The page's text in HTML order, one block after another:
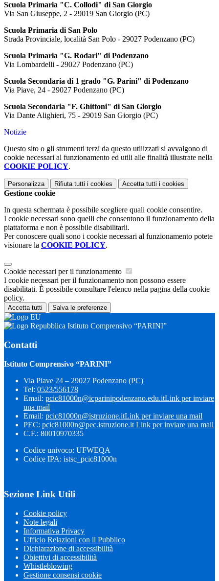
Scuola Primaria "C. Collodi" di San Giorgio
Via San Giuseppe, 2 - 29019 San Giorgio (PC)
Scuola Primaria di San Polo
Strada Provinciale, località San Polo - 29027 Podenzano (PC)
Scuola Primaria "G. Rodari" di Podenzano
Via Lombardelli - 29027 Podenzano (PC)
Scuola Secondaria di 1 grado "G. Parini" di Podenzano
Via Piave, 24 - 29027 Podenzano (PC)
Scuola Secondaria "F. Ghittoni" di San Giorgio
Via Dante Alighieri, 75 - 29019 San Giorgio (PC)
Notizie
Questo sito o gli strumenti terzi da questo utilizzati si avvalgono di
cookie necessari al funzionamento ed utili alle finalità illustrate nella
COOKIE POLICY.
Personalizza Rifiuta tutti i cookies Accetta tutti i cookies
Gestione cookie
In questa schermata è possibile scegliere quali cookie consentire.
I cookie necessari sono quelli che consentono il funzionamento della
piattaforma e non è possibile disabilitarli.
Per conoscere quali sono i cookie necessari al funzionamento potete
visionare la COOKIE POLICY.
Cookie necessari per il funzionamento
I cookie necessari per il funzionamento non possono essere
disabilitati. È possibile consultare l'elenco nella pagina della cookie
policy.
Accetta tutti Salva le preferenze
Istituto Comprensivo “PARINI”
Contatti
Istituto Comprensivo “PARINI”
Via Piave 24 – 29027 Podenzano (PC)
Tel: 0523/556178
Email: pcic81000n@icparinipodenzano.edu.itLink per inviare
una mail
Email: pcic81000n@istruzione.itLink per inviare una mail
PEC: pcic81000n@pec.istruzione.it Link per inviare una mail
C.F.: 80010970335
Codice univoco: UFWEQA
Codice IPA: istsc_pcic81000n
Sezione Link Utili
Cookie policy
Note legali
Informativa Privacy
Ufficio Relazioni con il Pubblico
Dichiarazione di accessibilità
Obiettivi di accessibilità
Whistleblowing
Gestione consensi cookie